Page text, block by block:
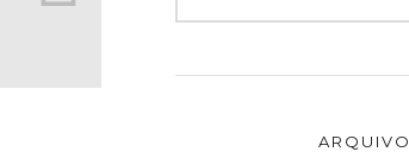
ARQUIVO